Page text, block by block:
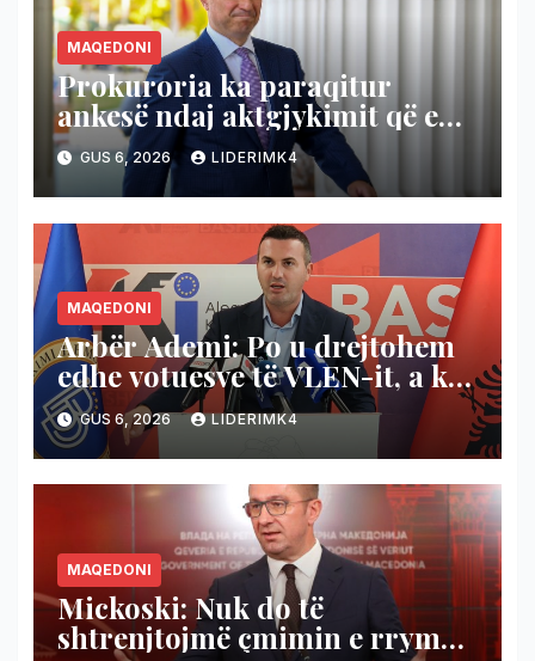
MAQEDONI
Prokuroria ka paraqitur
ankesë ndaj aktgjykimit që e
liroi Gruevskin në rastin “Talir
2”GUS 6, 2026 LIDERIMK4
MAQEDONI
Arbër Ademi: Po u drejtohem
edhe votuesve të VLEN-it, a ka
shtet ligjor në Maqedoninë e
Veriut apo s’ka fare?
GUS 6, 2026 LIDERIMK4
MAQEDONI
Mickoski: Nuk do të
shtrenjtojmë çmimin e rrymës,